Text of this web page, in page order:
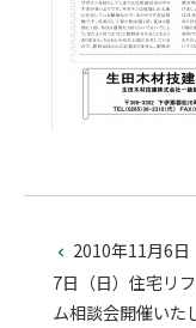

2010年11月6日
7日（日）住宅リ
ム相談会開催いた